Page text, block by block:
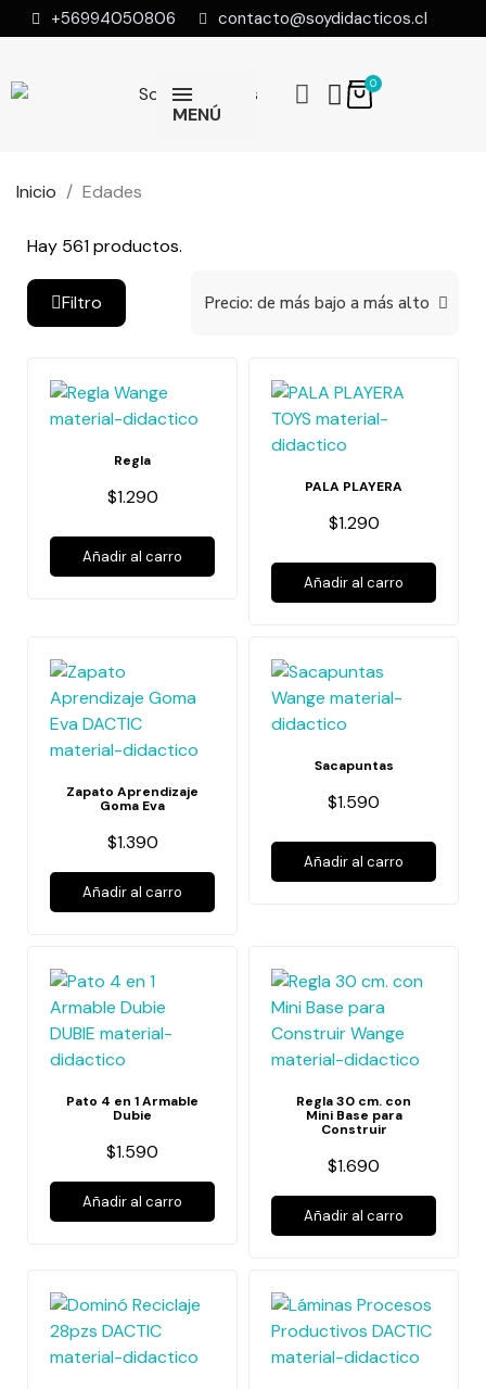
+56994050806 contacto@soydidacticos.cl
MENÚ
Inicio Edades
Hay 561 productos.
Filtro
Regla
$1.290
Añadir al carro
PALA PLAYERA
$1.290
Añadir al carro
Zapato Aprendizaje
Goma Eva
$1.390
Añadir al carro
Sacapuntas
$1.590
Añadir al carro
Pato 4 en 1 Armable
Dubie
$1.590
Añadir al carro
Regla 30 cm. con
Mini Base para
Construir
$1.690
Añadir al carro